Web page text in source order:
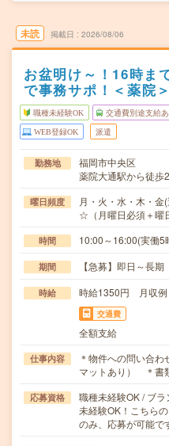
未読 掲載日 2026/08/06
お盆明け～！16時ま
で事務サポ！＜薬院＞
職種未経験OK 交通費別途支給あ
WEB登録OK 派遣
勤務地
福岡市中央区
薬院大通駅から徒歩
曜日頻度
月・火・水・木・
☆（月曜日必須＋曜
時間 10:00～16:00(実働
期間 【急募】即日～長
時給 時給1350円 月収例
交通費
全額支給
仕事内容
＊物件への問い合
マットあり） ＊書
応募資格
職種未経験OK / ブ
未経験OK！こちら
のみ、応募が可能